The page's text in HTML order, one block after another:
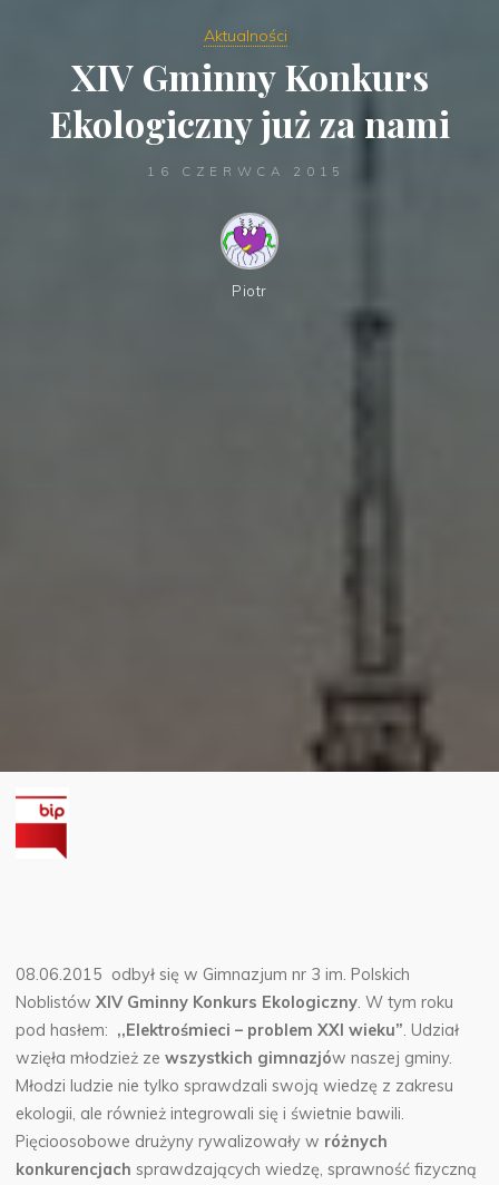
Aktualności
XIV Gminny Konkurs
Ekologiczny już za nami
16 CZERWCA 2015
Piotr
08.06.2015 odbył się w Gimnazjum nr 3 im. Polskich
NoblistówXIV Gminny Konkurs Ekologiczny. W tym roku
pod hasłem: ,,Elektrośmieci – problem XXI wieku”.Udział
wzięła młodzież zewszystkich gimnazjów naszej gminy.
Młodzi ludzie nie tylko sprawdzali swoją wiedzę z zakresu
ekologii, ale również integrowali się i świetnie bawili.
Pięcioosobowe drużyny rywalizowały w różnych
konkurencjach sprawdzających wiedzę, sprawność fizyczną